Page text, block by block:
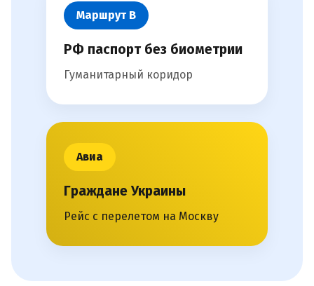
Маршрут В
РФ паспорт без биометрии
Гуманитарный коридор
Авиа
Граждане Украины
Рейс с перелетом на Москву